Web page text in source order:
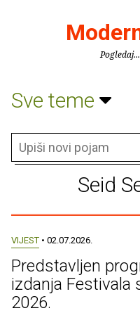
Sve teme
Seid
VIJEST • 02.07.2026.
Predstavljen
izdanja Festivala
2026.